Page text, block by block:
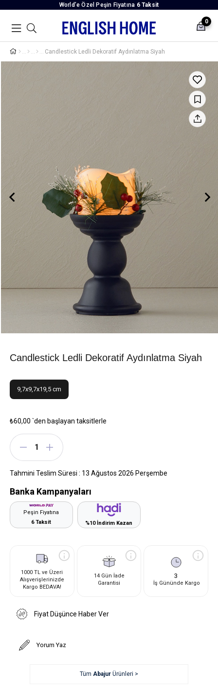
World’e Özel Peşin Fiyatına 6 Taksit
0
Candlestick Ledli Dekoratif Aydınlatma Siyah
Candlestick Ledli Dekoratif Aydınlatma Siyah
9,7x9,7x19,5 cm
₺60,00 `den başlayan taksitlerle
Tahmini Teslim Süresi : 13 Ağustos 2026 Perşembe
Banka Kampanyaları
Peşin Fiyatına
6 Taksit
%10 İndirim Kazan
1000 TL ve Üzeri
Alışverişlerinizde
Kargo BEDAVA!
14 Gün İade
Garantisi
3
İş Gününde Kargo
Fiyat Düşünce Haber Ver
Yorum Yaz
Tüm AbajurÜrünleri >